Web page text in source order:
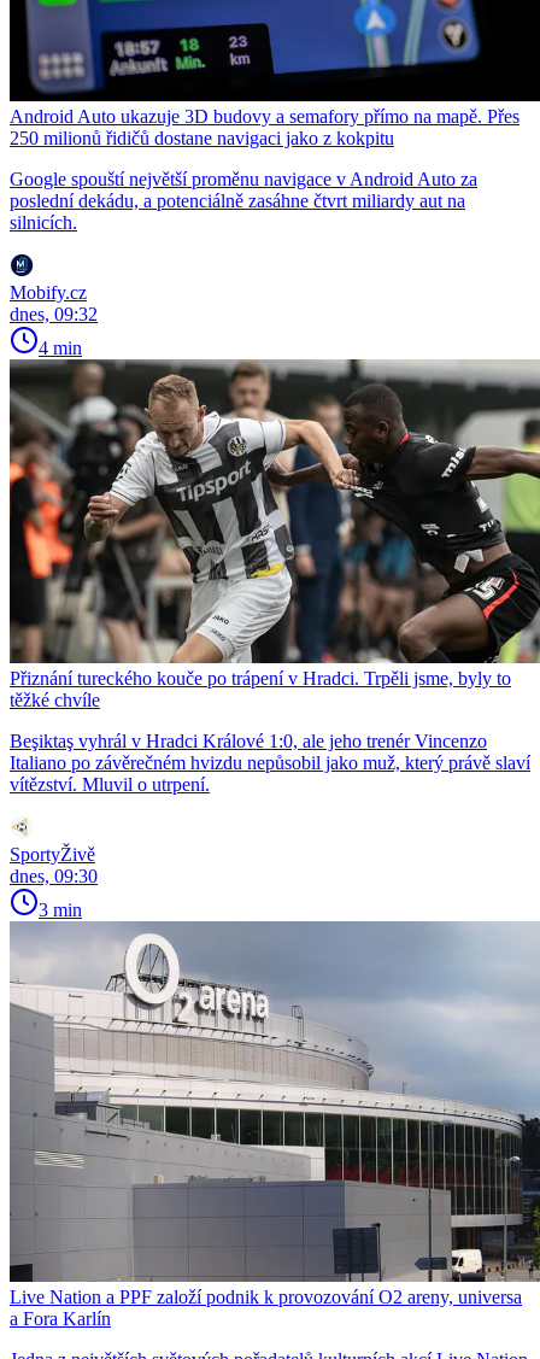
Android Auto ukazuje 3D budovy a semafory přímo na mapě. Přes
250 milionů řidičů dostane navigaci jako z kokpitu
Google spouští největší proměnu navigace v Android Auto za
poslední dekádu, a potenciálně zasáhne čtvrt miliardy aut na
silnicích.
Mobify.cz
dnes, 09:32
4 min
Přiznání tureckého kouče po trápení v Hradci. Trpěli jsme, byly to
těžké chvíle
Beşiktaş vyhrál v Hradci Králové 1:0, ale jeho trenér Vincenzo
Italiano po závěrečném hvizdu nepůsobil jako muž, který právě slaví
vítězství. Mluvil o utrpení.
SportyŽivě
dnes, 09:30
3 min
Live Nation a PPF založí podnik k provozování O2 areny, universa
a Fora Karlín